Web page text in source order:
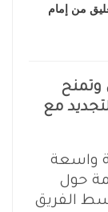
من إمام
وتمنح
مع
واسعة
حول
الفريق